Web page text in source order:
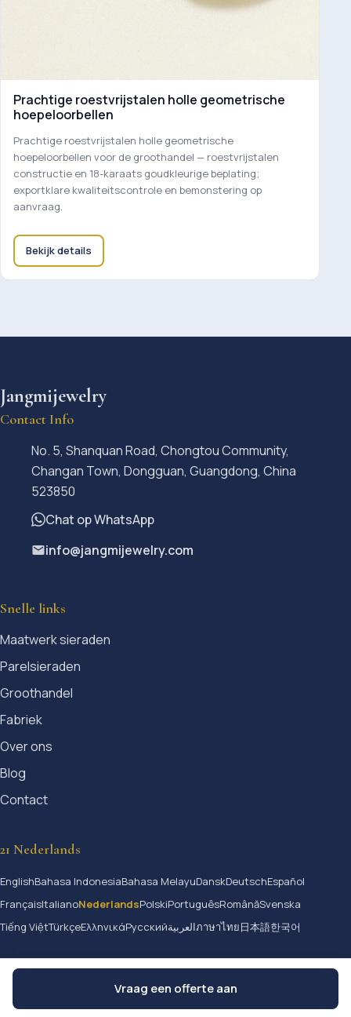
Prachtige roestvrijstalen holle geometrische
hoepeloorbellen
Prachtige roestvrijstalen holle geometrische
hoepeloorbellen voor de groothandel — roestvrijstalen
constructie en 18-karaats goudkleurige beplating;
exportklare kwaliteitscontrole en bemonstering op
aanvraag.
Bekijk details
Vraag een offerte aan
Jangmijewelry
Contact Info
No. 5, Shanquan Road, Chongtou Community,
Changan Town, Dongguan, Guangdong, China
523850
Chat op WhatsApp
info@jangmijewelry.com
Snelle links
Maatwerk sieraden
Parelsieraden
Groothandel
Fabriek
Over ons
Blog
Contact
21 Nederlands
EnglishBahasa IndonesiaBahasa MelayuDanskDeutschEspañol
FrançaisItalianoNederlandsPolskiPortuguêsRomânăSvenska
Tiếng ViệtTürkçeΕλληνικάРусскийالعربيةภาษาไทย日本語한국어
© 2026 Jangmijewelry